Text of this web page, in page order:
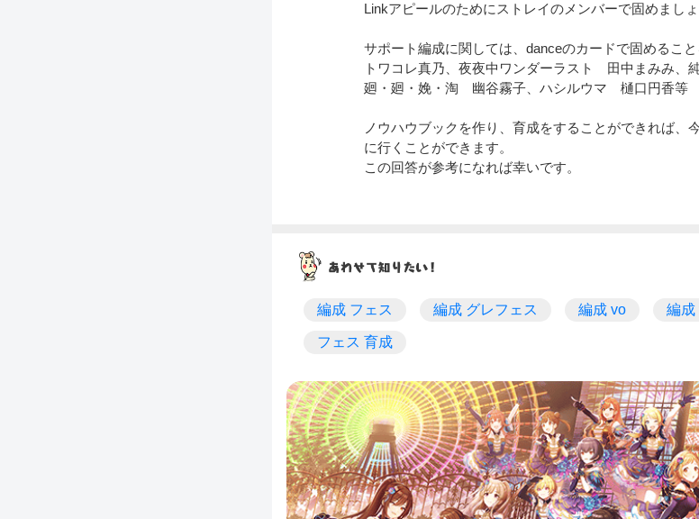
Linkアピールのためにストレイのメンバーで固めまし
サポート編成に関しては、danceのカードで固めること
トワコレ真乃、夜夜中ワンダーラスト 田中まみみ、
廻・廻・娩・淘 幽谷霧子、ハシルウマ 樋口円香等
ノウハウブックを作り、育成をすることができれば、
に行くことができます。
この回答が参考になれば幸いです。
編成 フェス 編成 グレフェス 編成 vo 編成
フェス 育成